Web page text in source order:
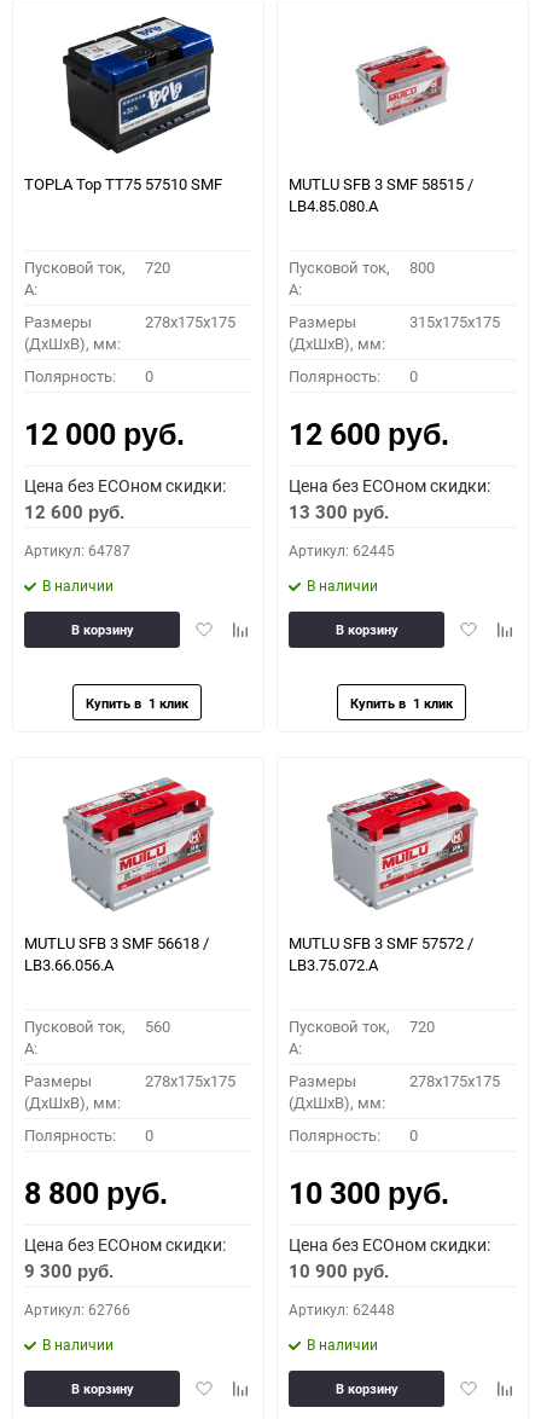
TOPLA Top TT75 57510 SMF
Пусковой ток,
A:
720
Размеры
(ДхШхВ), мм:
278x175x175
Полярность: 0
12 000 руб.
Цена без ECOном скидки:
12 600 руб.
Артикул: 64787
В наличии
ДобавитьДобавить
В корзину
MUTLU SFB 3 SMF 58515 /
LB4.85.080.A
Пусковой ток,
A:
800
Размеры
(ДхШхВ), мм:
315x175x175
Полярность: 0
12 600 руб.
Цена без ECOном скидки:
13 300 руб.
Артикул: 62445
В наличии
Добавить
В корзину
MUTLU SFB 3 SMF 56618 /
LB3.66.056.A
Пусковой ток,
A:
560
Размеры
(ДхШхВ), мм:
278x175x175
Полярность: 0
8 800 руб.
Цена без ECOном скидки:
9 300 руб.
Артикул: 62766
В наличии
ДобавитьДобавить
В корзину
MUTLU SFB 3 SMF 57572 /
LB3.75.072.A
Пусковой ток,
A:
720
Размеры
(ДхШхВ), мм:
278x175x175
Полярность: 0
10 300 руб.
Цена без ECOном скидки:
10 900 руб.
Артикул: 62448
В наличии
Добавить
В корзину